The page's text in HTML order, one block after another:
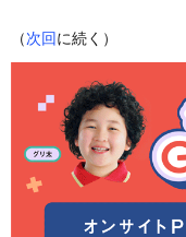
（次回に続く）